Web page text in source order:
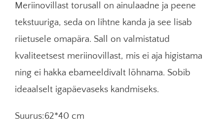
Meriinovillast torusall on ainulaadne ja peene
tekstuuriga, seda on lihtne kanda ja see lisab
riietusele omapära. Sall on valmistatud
kvaliteetsest meriinovillast, mis ei aja higistama
ning ei hakka ebameeldivalt lõhnama. Sobib
ideaalselt igapäevaseks kandmiseks.
Suurus:62*40 cm